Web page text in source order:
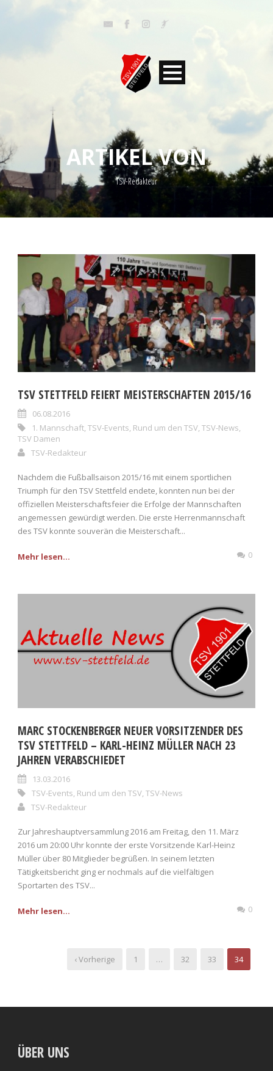
ARTIKEL VON
TSV-Redakteur
TSV STETTFELD FEIERT MEISTERSCHAFTEN 2015/16
06.08.2016
1. Mannschaft, TSV-Events, Rund um den TSV, TSV-News,
TSV Damen
TSV-Redakteur
Nachdem die Fußballsaison 2015/16 mit einem sportlichen
Triumph für den TSV Stettfeld endete, konnten nun bei der
offiziellen Meisterschaftsfeier die Erfolge der Mannschaften
angemessen gewürdigt werden. Die erste Herrenmannschaft
des TSV konnte souverän die Meisterschaft...
Mehr lesen... 0
MARC STOCKENBERGER NEUER VORSITZENDER DES
TSV STETTFELD – KARL-HEINZ MÜLLER NACH 23
JAHREN VERABSCHIEDET
13.03.2016
TSV-Events, Rund um den TSV, TSV-News
TSV-Redakteur
Zur Jahreshauptversammlung 2016 am Freitag, den 11. März
2016 um 20:00 Uhr konnte der erste Vorsitzende Karl-Heinz
Müller über 80 Mitglieder begrüßen. In seinem letzten
Tätigkeitsbericht ging er nochmals auf die vielfältigen
Sportarten des TSV...
Mehr lesen... 0
‹ Vorherige 1 … 32 33 34
ÜBER UNS